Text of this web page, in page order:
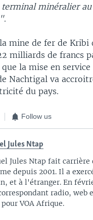
terminal minéralier
.
mine de fer de Kribi
milliards de francs
la mise en
Nachtigal va
du pays.
Follow us
Jules Ntap
Jules Ntap fait carrière
depuis 2001. Il a
et à l'étranger. En
radio, web
VOA Afrique.